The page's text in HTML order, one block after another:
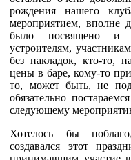
рождения нашего
мероприятием, вполне
было посвящено и
устроителям,
без накладок, кто-то,
цены в баре, кому-то
то, может быть, не
обязательно
следующему
Хотелось бы
создавался этот